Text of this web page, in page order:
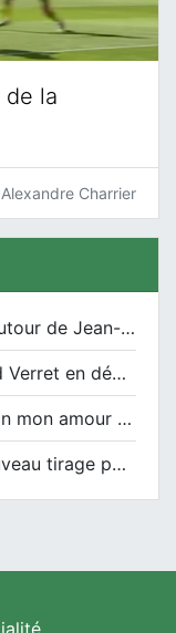
de la
Alexandre Charrier
Une rencontre autour de Jean-Claude Suaudeau
Bernard Verret en dédicaces le samedi 13 décembre à l’Espace Culturel Atlantis
« Saupin mon amour » au salon du livre de Trentemoult
Un nouveau tirage pour le Docu-BD